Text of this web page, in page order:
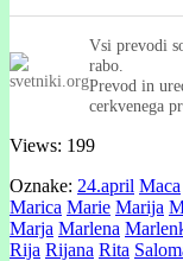
Vsi prevodi
rabo.
Prevod in
cerkvenega
Views: 199
Oznake: 24.april Maca
Marica Marie Marija
Marja Marlena
Rija Rijana Rita